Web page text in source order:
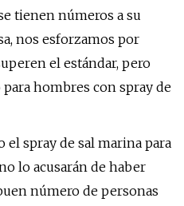
tienen números a su
nos esforzamos por
el estándar, pero
hombres con spray de
el spray de sal marina para
lo acusarán de haber
número de personas